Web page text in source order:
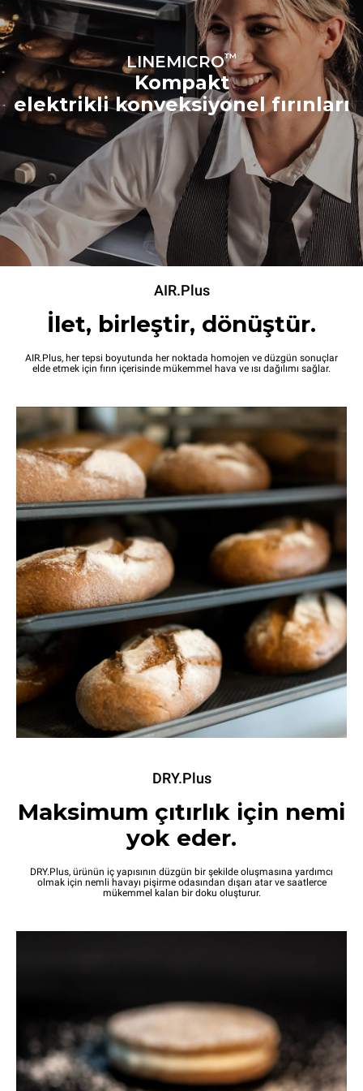
LINEMICRO™
Kompakt
elektrikli konveksiyonel fırınları
AIR.Plus
İlet, birleştir, dönüştür.
AIR.Plus, her tepsi boyutunda her noktada homojen ve düzgün sonuçlar
elde etmek için fırın içerisinde mükemmel hava ve ısı dağılımı sağlar.
DRY.Plus
Maksimum çıtırlık için nemi
yok eder.
DRY.Plus, ürünün iç yapısının düzgün bir şekilde oluşmasına yardımcı
olmak için nemli havayı pişirme odasından dışarı atar ve saatlerce
mükemmel kalan bir doku oluşturur.